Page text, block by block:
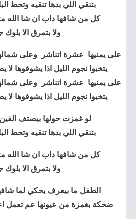
بتنقي اللي بدها تنقيه وتحط
كل من شافها داب ان شا الله
ولا بتمرق الا بلوك
على يمنيها عشرة اتناشر وعلى
يتخبوا نجوم الليل اذا يشوفوها
على يمنيها عشرة اتناشر وعلى
يتخبوا نجوم الليل اذا يشوفوها
لو غمزت حولها بيصتف
بتنقي اللي بدها تنقيه وتحط
كل من شافها داب ان شا الله
ولا بتمرق الا بلوك
الطفل ما بيعرف يحكي لما
ضحكة بغمزة من عيونها عم تعمل